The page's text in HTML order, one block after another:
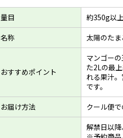
量目
約350g以
名称
太陽のた
おすすめポイント
マンゴー
た2Lの最
れる果汁
です。
お届け方法
クール便
解禁日以降